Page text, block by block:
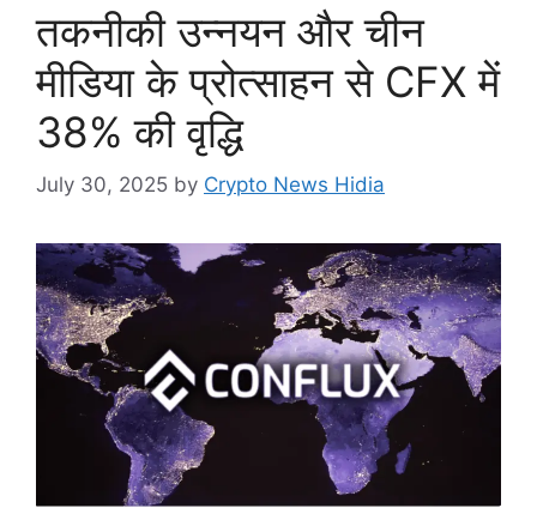
तकनीकी उन्नयन और चीन
मीडिया के प्रोत्साहन से CFX में
38% की वृद्धि
July 30, 2025 by Crypto News Hidia